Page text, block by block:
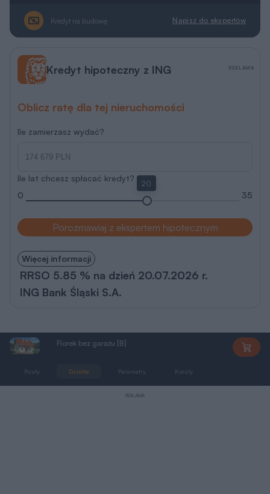
Kredyt na budowę Napisz do ekspertów
Kredyt hipoteczny z ING
Oblicz ratę dla tej nieruchomości
Ile zamierzasz wydać?
Ile lat chcesz spłacać kredyt?
0
20
35
Porozmawiaj z ekspertem hipotecznym
Więcej informacji
RRSO 5.85 % na dzień 20.07.2026 r.
ING Bank Śląski S.A.
REKLAMA
Florek bez garażu [B]
Rzuty Działka Parametry Koszty
REKLAMA